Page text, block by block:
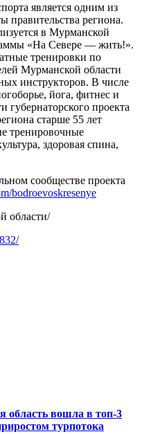
является одним из
правительства региона.
в Мурманской
«На Севере — жить!».
тренировки по
Мурманской области
инструкторов. В числе
йога, фитнес и
губернаторского проекта
старше 55 лет
тренировочные
здоровая спина,
сообществе проекта
bodroevoskresenye
области/
область вошла в топ-3
турпотока